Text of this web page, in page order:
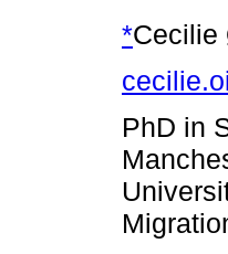
*Cecilie
PhD in